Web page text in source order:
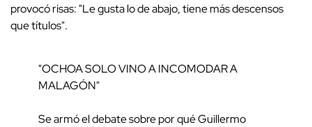
provocó risas: "Le gusta lo de abajo, tiene más descensos
que títulos".
"OCHOA SOLO VINO A INCOMODAR A
MALAGÓN"
Se armó el debate sobre por qué Guillermo